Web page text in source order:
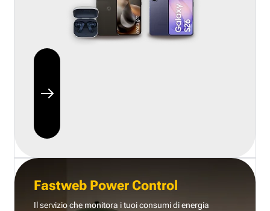
Fastweb Power Control
Il servizio che monitora i tuoi consumi di energia